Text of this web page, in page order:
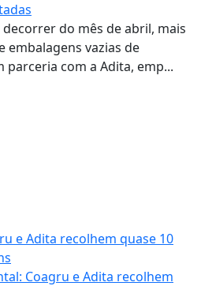
do mês de abril, mais
embalagens vazias de
parceria com a Adita, emp...
Coagru e Adita recolhem